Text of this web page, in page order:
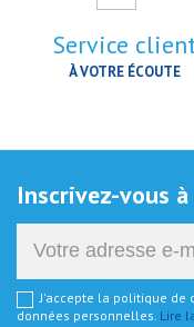
Service
À VOTRE ÉCOUTE
Inscrivez-vous
J'accepte la politique
données personnelles. Lire